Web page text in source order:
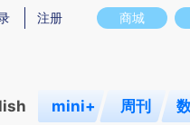
存在偏差。不代表财新观点和立场
商城
注册
mini+ 周刊